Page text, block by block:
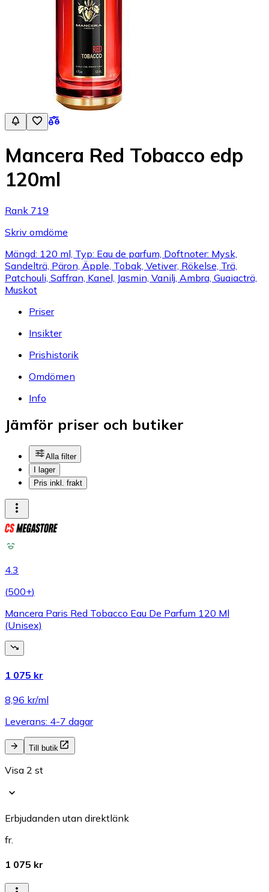
Mancera Red Tobacco edp
120ml
Rank 719
Skriv omdöme
Mängd: 120 ml, Typ: Eau de parfum, Doftnoter: Mysk,
Sandelträ, Päron, Äpple, Tobak, Vetiver, Rökelse, Trä,
Patchouli, Saffran, Kanel, Jasmin, Vanilj, Ambra, Guaiacträ,
Muskot
Priser
Insikter
Prishistorik
Omdömen
Info
Jämför priser och butiker
Alla filter
I lager
Pris inkl. frakt
4.3
(500+)
Mancera Paris Red Tobacco Eau De Parfum 120 Ml
(Unisex)
1 075 kr
8,96 kr/ml
Leverans: 4-7 dagar
Till butik
Visa 2 st
Erbjudanden utan direktlänk
fr.
1 075 kr